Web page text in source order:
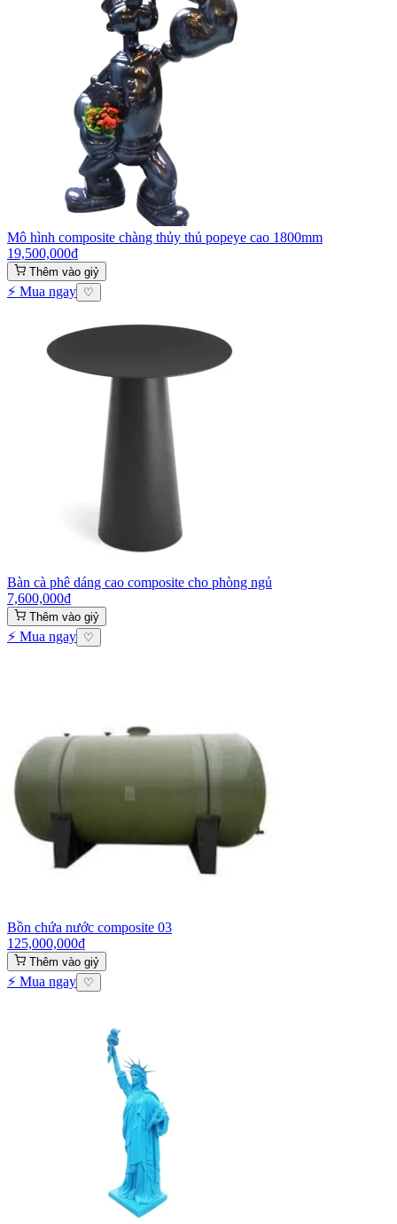
Mô hình composite chàng thủy thủ popeye cao 1800mm
19,500,000₫
Thêm vào giỷ
⚡ Mua ngay ♡
Bàn cà phê dáng cao composite cho phòng ngủ
7,600,000₫
Thêm vào giỷ
⚡ Mua ngay ♡
Bồn chứa nước composite 03
125,000,000₫
Thêm vào giỷ
⚡ Mua ngay ♡